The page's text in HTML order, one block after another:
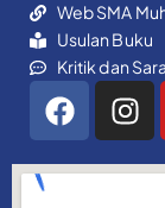
Web SMA
Usulan Buku
Kritik dan